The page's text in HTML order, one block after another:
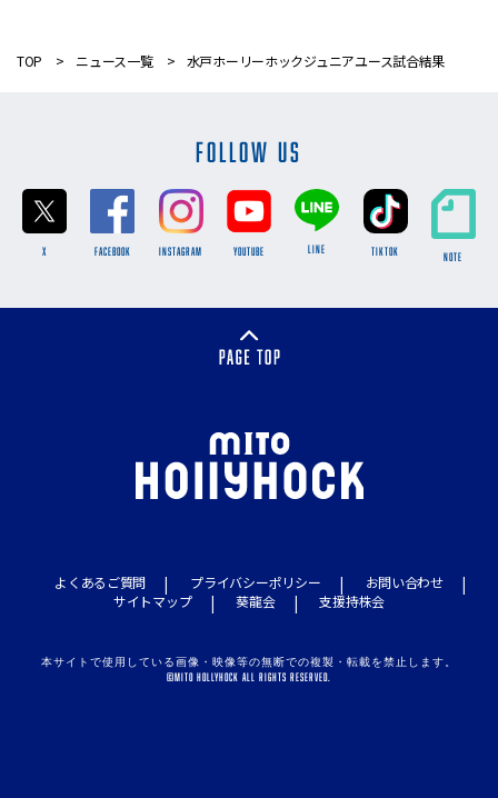
TOP ニュース一覧 水戸ホーリーホックジュニアユース試合結果
FOLLOW US
X FACEBOOK INSTAGRAM YOUTUBE LINE TikTok NOTE
よくあるご質問 プライバシーポリシー
お問い合わせ
サイトマップ
葵龍会 支援持株会
本サイトで使用している画像・映像等の無断での複製・転載を禁止します。
©MITO HOLLYHOCK ALL RIGHTS RESERVED.